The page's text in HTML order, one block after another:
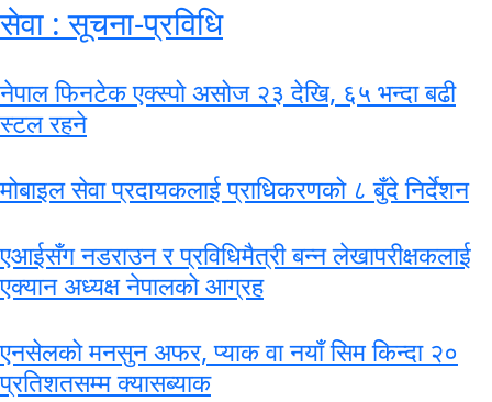
सेवा : सूचना-प्रविधि
नेपाल फिनटेक एक्स्पो असोज २३ देखि, ६५ भन्दा बढी
स्टल रहने
मोबाइल सेवा प्रदायकलाई प्राधिकरणको ८ बुँदे निर्देशन
एआईसँग नडराउन र प्रविधिमैत्री बन्न लेखापरीक्षकलाई
एक्यान अध्यक्ष नेपालको आग्रह
एनसेलको मनसुन अफर, प्याक वा नयाँ सिम किन्दा २०
प्रतिशतसम्म क्यासब्याक